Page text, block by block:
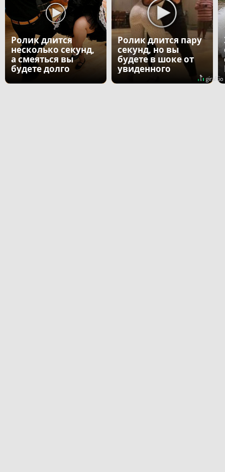
Ролик длится
несколько секунд,
а смеяться вы
будете долго
Ролик длится пару
секунд, но вы
будете в шоке от
увиденного